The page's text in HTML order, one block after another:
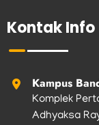
o
o
k
a
g
a
e
Kontak Info
Kampus
Komplek
Adhyaksa